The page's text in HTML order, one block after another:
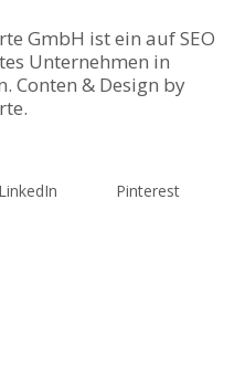
GmbH ist ein auf SEO
Unternehmen in
Conten & Design by
LinkedIn Pinterest